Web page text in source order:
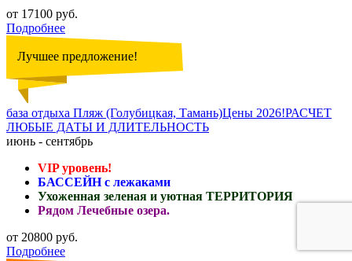
от 17100 руб.
Подробнее
Лучшее предложение!
база отдыха Пляж (Голубицкая, Тамань)Цены 2026!РАСЧЕТ
ЛЮБЫЕ ДАТЫ И ДЛИТЕЛЬНОСТЬ
июнь - сентябрь
VIP уровень!
БАССЕЙН с лежаками
Ухоженная зеленая и уютная ТЕРРИТОРИЯ
Рядом Лечебные озера.
от 20800 руб.
Подробнее